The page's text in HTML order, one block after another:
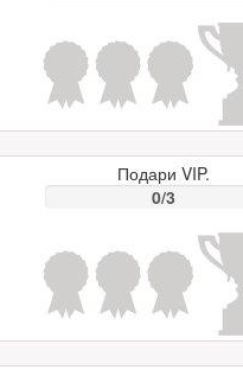
Подари VIP.
0/3